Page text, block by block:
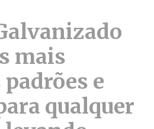
mais
e
qualquer